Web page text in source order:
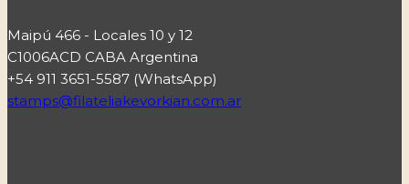
Maipú 466 - Locales 10 y 12
C1006ACD CABA Argentina
+54 911 3651-5587 (WhatsApp)
stamps@filateliakevorkian.com.ar